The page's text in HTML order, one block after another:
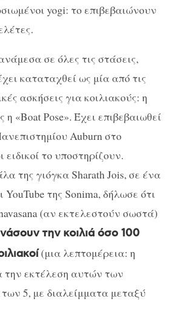
yogi: το επιβεβαιώνουν
σε όλες τις στάσεις,
καταταχθεί ως μία από τις
ασκήσεις για κοιλιακούς: η
η «Boat Pose». Έχει επιβεβαιωθεί
Auburn στο
ειδικοί το υποστηρίζουν.
της γιόγκα Sharath Jois, σε ένα
YouTube της Sonima, δήλωσε ότι
(αν εκτελεστούν σωστά)
την κοιλιά όσο 100
(μια λεπτομέρεια: η
την εκτέλεση αυτών των
5, με διαλείμματα μεταξύ